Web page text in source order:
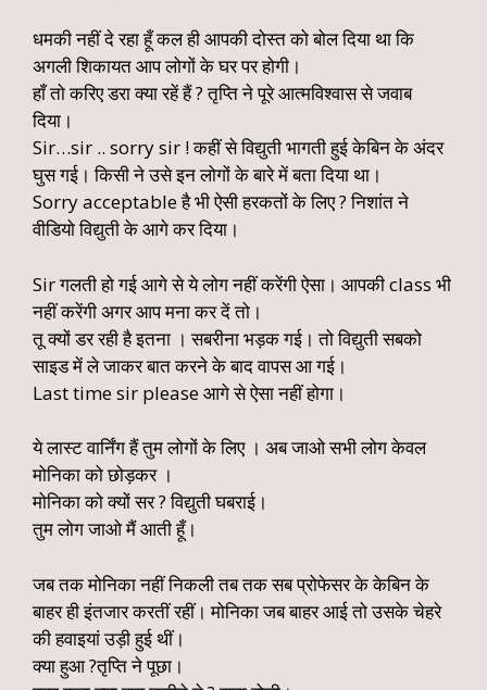
धमकी नहीं दे रहा हूँ कल ही आपकी दोस्त को बोल दिया था कि
अगली शिकायत आप लोगों के घर पर होगी।
हाँ तो करिए डरा क्या रहें हैं ? तृप्ति ने पूरे आत्मविश्वास से जवाब
दिया।
Sir…sir .. sorry sir ! कहीं से विद्युती भागती हुई केबिन के अंदर
घुस गई। किसी ने उसे इन लोगों के बारे में बता दिया था।
Sorry acceptable है भी ऐसी हरकतों के लिए ? निशांत ने
वीडियो विद्युती के आगे कर दिया।
Sir गलती हो गई आगे से ये लोग नहीं करेंगी ऐसा। आपकी class भी
नहीं करेंगी अगर आप मना कर दें तो।
तू क्यों डर रही है इतना । सबरीना भड़क गई। तो विद्युती सबको
साइड में ले जाकर बात करने के बाद वापस आ गई।
Last time sir please आगे से ऐसा नहीं होगा।
ये लास्ट वार्निंग हैं तुम लोगों के लिए । अब जाओ सभी लोग केवल
मोनिका को छोड़कर ।
मोनिका को क्यों सर ? विद्युती घबराई।
तुम लोग जाओ मैं आती हूँ।
जब तक मोनिका नहीं निकली तब तक सब प्रोफेसर के केबिन के
बाहर ही इंतजार करतीं रहीं। मोनिका जब बाहर आई तो उसके चेहरे
की हवाइयां उड़ी हुई थीं।
क्या हुआ ?तृप्ति ने पूछा।